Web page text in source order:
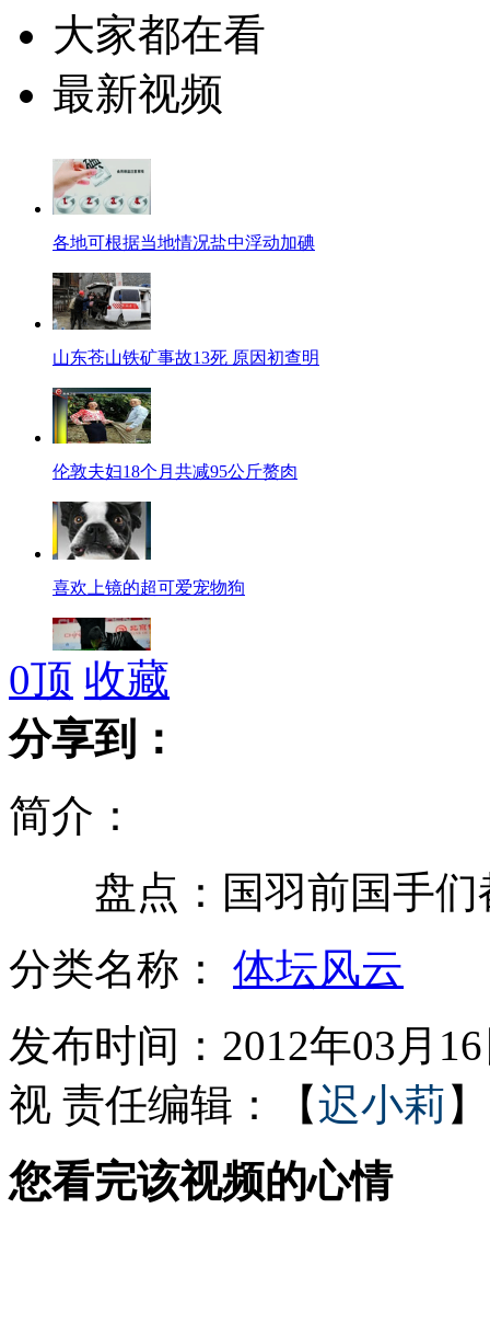
大家都在看
最新视频
各地可根据当地情况盐中浮动加碘
山东苍山铁矿事故13死 原因初查明
伦敦夫妇18个月共减95公斤赘肉
喜欢上镜的超可爱宠物狗
2012斯诺克中国公开赛今日开始售票
超可爱外国小孩学中文
家乐福返包销售过期食品
2040年小行星撞地球 用核弹来挡?
0顶 收藏
分享到：
简介：
盘点：国羽前国手们
分类名称： 体坛风云
发布时间：2012年03月
视 责任编辑：【迟小莉 】
您看完该视频的心情